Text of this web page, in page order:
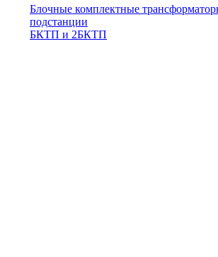
Блочные комплектные
подстанции
БКТП и 2БКТП